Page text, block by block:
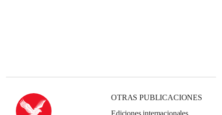
OTRAS PUBLICACIONES
Ediciones internacionales